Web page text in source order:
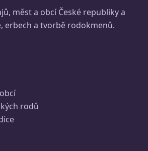
měst a obcí České republiky a
erbech a tvorbě rodokmenů.
rodů